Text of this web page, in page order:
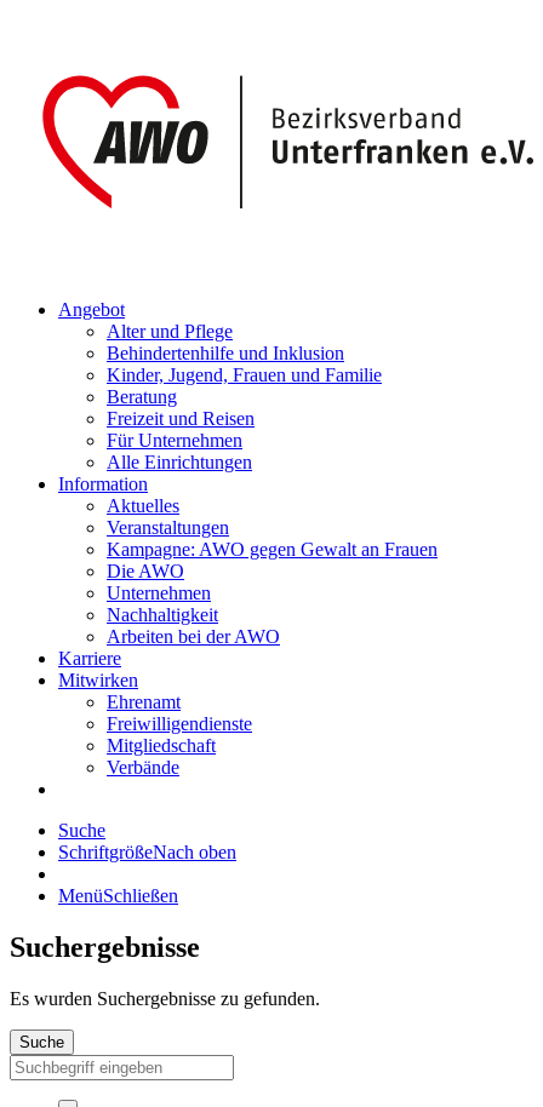
Angebot
Alter und Pflege
Behindertenhilfe und Inklusion
Kinder, Jugend, Frauen und Familie
Beratung
Freizeit und Reisen
Für Unternehmen
Alle Einrichtungen
Information
Aktuelles
Veranstaltungen
Kampagne: AWO gegen Gewalt an Frauen
Die AWO
Unternehmen
Nachhaltigkeit
Arbeiten bei der AWO
Karriere
Mitwirken
Ehrenamt
Freiwilligendienste
Mitgliedschaft
Verbände
Suche
SchriftgrößeNach oben
MenüSchließen
Suchergebnisse
Es wurden Suchergebnisse zu gefunden.
Suche